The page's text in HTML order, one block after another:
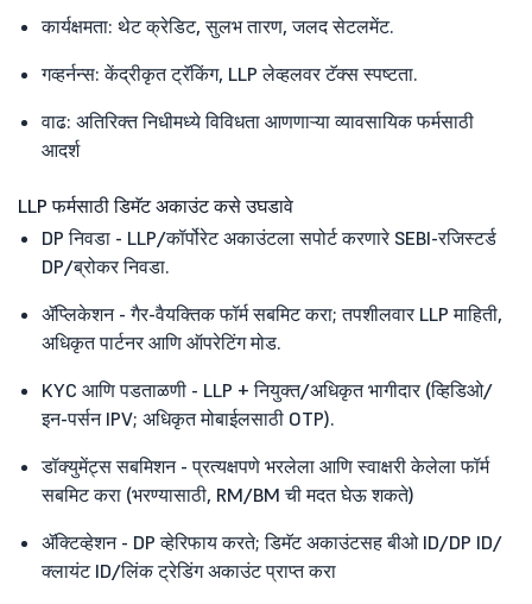
कार्यक्षमता: थेट क्रेडिट, सुलभ तारण, जलद सेटलमेंट.
गव्हर्नन्स: केंद्रीकृत ट्रॅकिंग, LLP लेव्हलवर टॅक्स स्पष्टता.
वाढ: अतिरिक्त निधीमध्ये विविधता आणणाऱ्या व्यावसायिक फर्मसाठी
आदर्श
LLP फर्मसाठी डिमॅट अकाउंट कसे उघडावे
DP निवडा - LLP/कॉर्पोरेट अकाउंटला सपोर्ट करणारे SEBI-रजिस्टर्ड
DP/ब्रोकर निवडा.
ॲप्लिकेशन - गैर-वैयक्तिक फॉर्म सबमिट करा; तपशीलवार LLP माहिती,
अधिकृत पार्टनर आणि ऑपरेटिंग मोड.
KYC आणि पडताळणी - LLP + नियुक्त/अधिकृत भागीदार (व्हिडिओ/
इन-पर्सन IPV; अधिकृत मोबाईलसाठी OTP).
डॉक्युमेंट्स सबमिशन - प्रत्यक्षपणे भरलेला आणि स्वाक्षरी केलेला फॉर्म
सबमिट करा (भरण्यासाठी, RM/BM ची मदत घेऊ शकते)
ॲक्टिव्हेशन - DP व्हेरिफाय करते; डिमॅट अकाउंटसह बीओ ID/DP ID/
क्लायंट ID/लिंक ट्रेडिंग अकाउंट प्राप्त करा